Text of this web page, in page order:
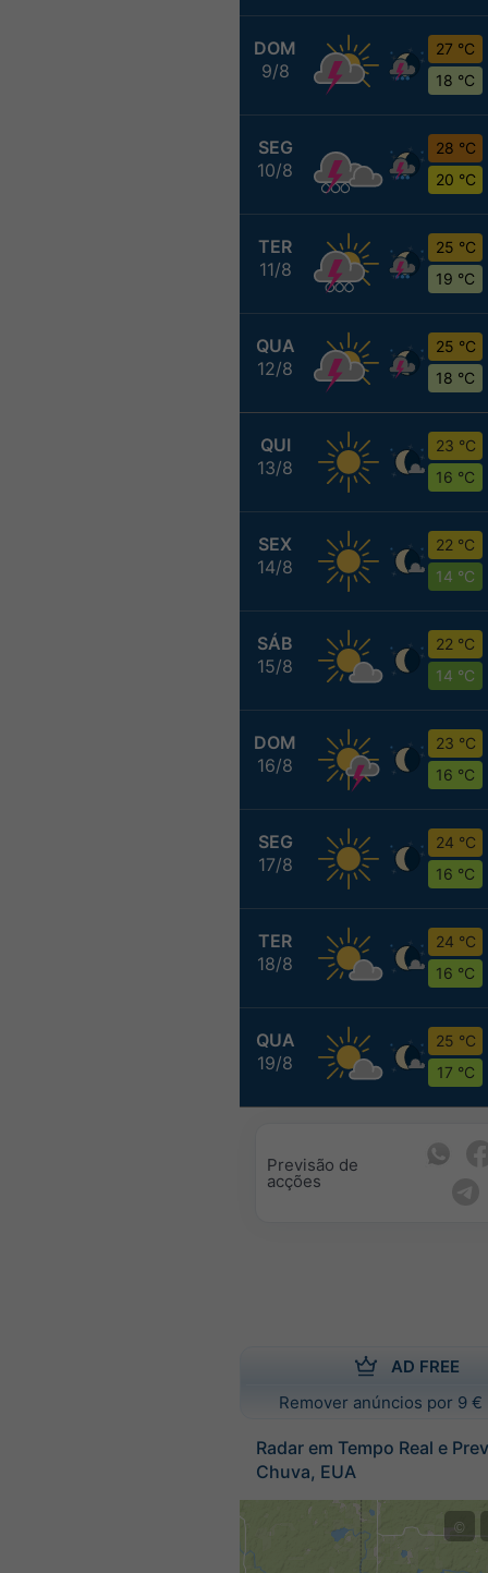
DOM
9/8
27 °C
18 °C
SEG
10/8
28 °C
20 °C
TER
11/8
25 °C
19 °C
QUA
12/8
25 °C
18 °C
QUI
13/8
23 °C
16 °C
SEX
14/8
22 °C
14 °C
SÁB
15/8
22 °C
14 °C
DOM
16/8
23 °C
16 °C
SEG
17/8
24 °C
16 °C
TER
18/8
24 °C
16 °C
QUA
19/8
25 °C
17 °C
Previsão de
acções
AD FREE
Remover anúncios por 9 €
Radar em Tempo Real e
Chuva, EUA
©